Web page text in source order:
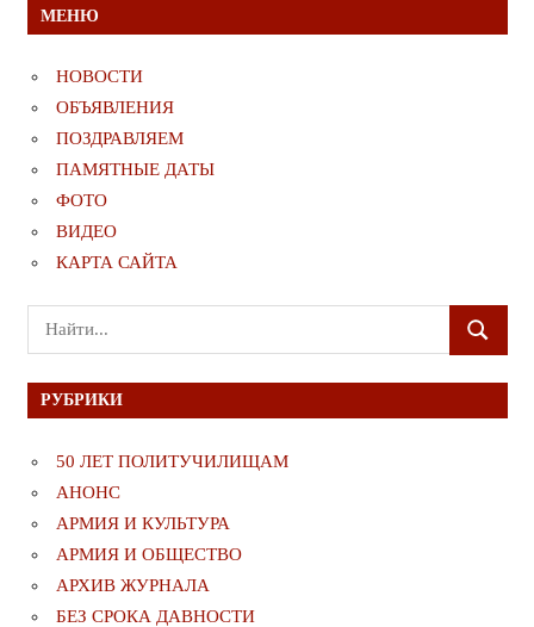
МЕНЮ
НОВОСТИ
ОБЪЯВЛЕНИЯ
ПОЗДРАВЛЯЕМ
ПАМЯТНЫЕ ДАТЫ
ФОТО
ВИДЕО
КАРТА САЙТА
Поиск
для:
ПОИСК
РУБРИКИ
50 ЛЕТ ПОЛИТУЧИЛИЩАМ
АНОНС
АРМИЯ И КУЛЬТУРА
АРМИЯ И ОБЩЕСТВО
АРХИВ ЖУРНАЛА
БЕЗ СРОКА ДАВНОСТИ